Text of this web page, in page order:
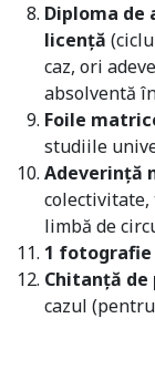
Diploma de
licență
caz, ori
absolventă
Foile
studiile
Adeverință
limbă de
1 fotografie
Chitanță
cazul